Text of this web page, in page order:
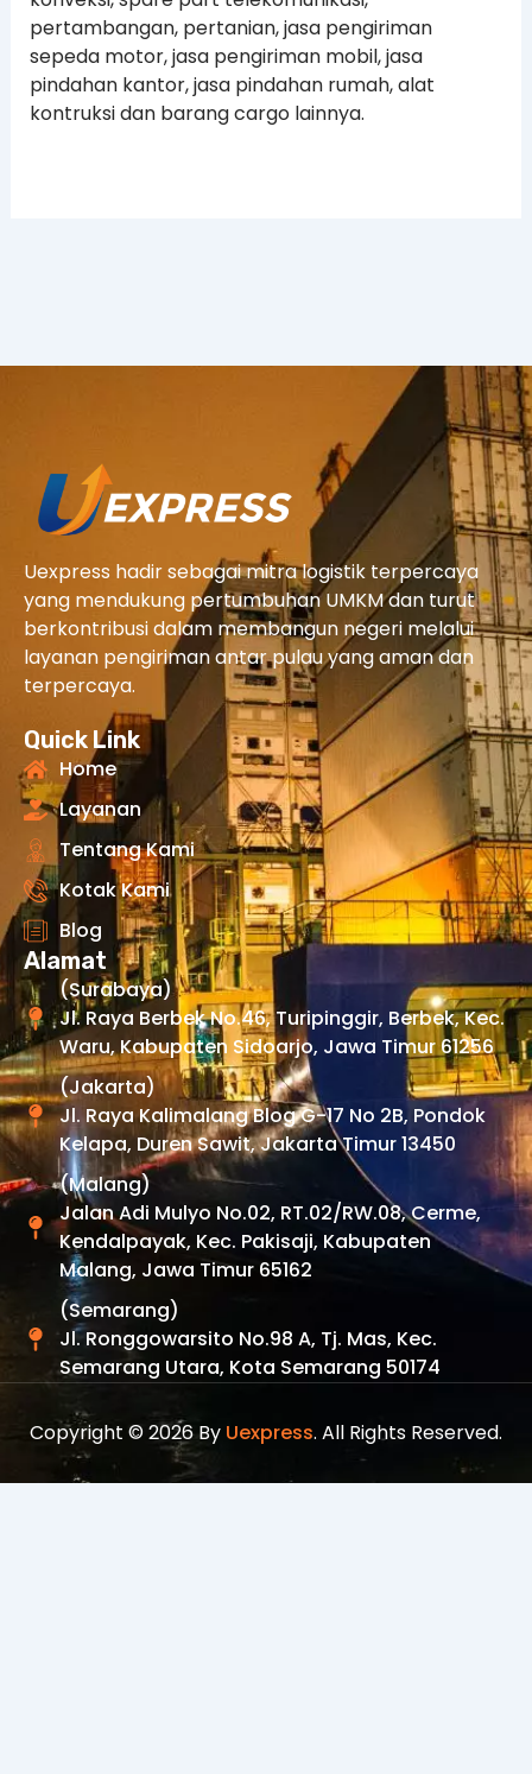
pertambangan, pertanian, jasa pengiriman
sepeda motor, jasa pengiriman mobil, jasa
pindahan kantor, jasa pindahan rumah, alat
kontruksi dan barang cargo lainnya.
Uexpress hadir sebagai mitra logistik terpercaya
yang mendukung pertumbuhan UMKM dan turut
berkontribusi dalam membangun negeri melalui
layanan pengiriman antar pulau yang aman dan
terpercaya.
Quick Link
Home
Layanan
Tentang Kami
Kotak Kami
Blog
Alamat
(Surabaya)
Jl. Raya Berbek No.46, Turipinggir, Berbek, Kec.
Waru, Kabupaten Sidoarjo, Jawa Timur 61256
(Jakarta)
Jl. Raya Kalimalang Blog G-17 No 2B, Pondok
Kelapa, Duren Sawit, Jakarta Timur 13450
(Malang)
Jalan Adi Mulyo No.02, RT.02/RW.08, Cerme,
Kendalpayak, Kec. Pakisaji, Kabupaten
Malang, Jawa Timur 65162
(Semarang)
Jl. Ronggowarsito No.98 A, Tj. Mas, Kec.
Semarang Utara, Kota Semarang 50174
Copyright © 2026 By Uexpress. All Rights Reserved.